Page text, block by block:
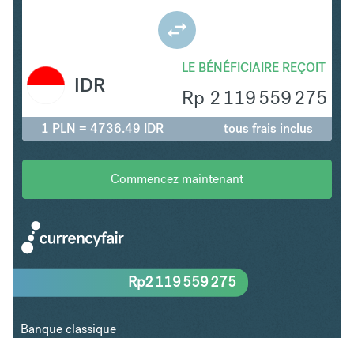
LE BÉNÉFICIAIRE REÇOIT
Rp 2 119 559 275
IDR
1 PLN = 4736.49 IDR tous frais inclus
Commencez maintenant
Rp2 119 559 275
Banque classique